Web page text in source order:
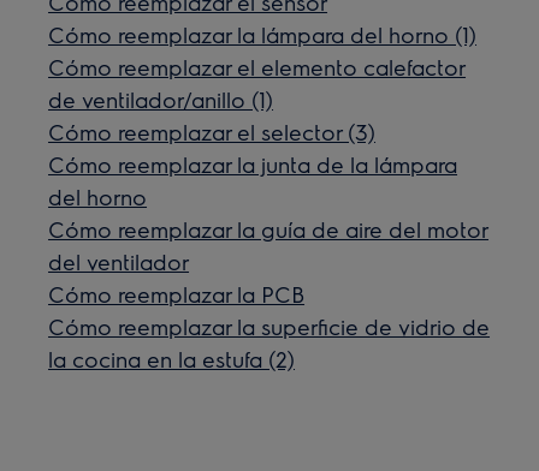
Cómo reemplazar la lámpara del horno (1)
Cómo reemplazar el elemento calefactor
de ventilador/anillo (1)
Cómo reemplazar el selector (3)
Cómo reemplazar la junta de la lámpara
del horno
Cómo reemplazar la guía de aire del motor
del ventilador
Cómo reemplazar la PCB
Cómo reemplazar la superficie de vidrio de
la cocina en la estufa (2)